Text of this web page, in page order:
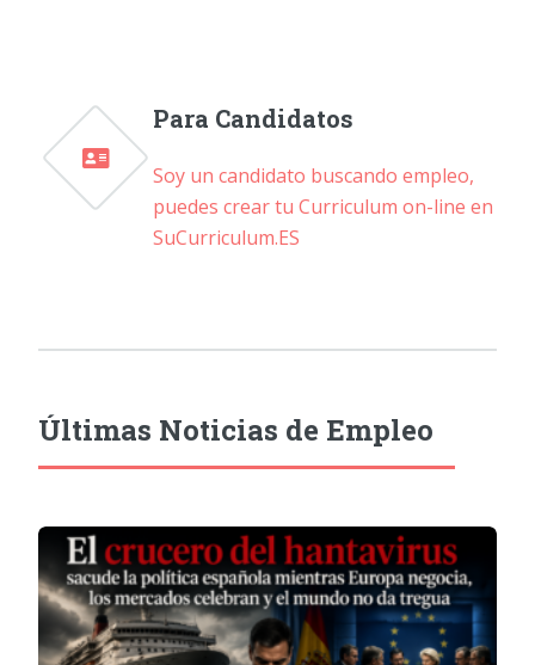
Para Candidatos
Soy un candidato buscando empleo,
puedes crear tu Curriculum on-line en
SuCurriculum.ES
Últimas Noticias de Empleo